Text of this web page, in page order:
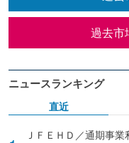
過去市
ニュースランキング
直近
ＪＦＥＨＤ／通期事